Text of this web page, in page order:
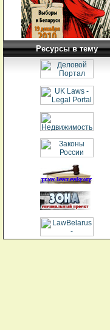
Ресурсы в тему